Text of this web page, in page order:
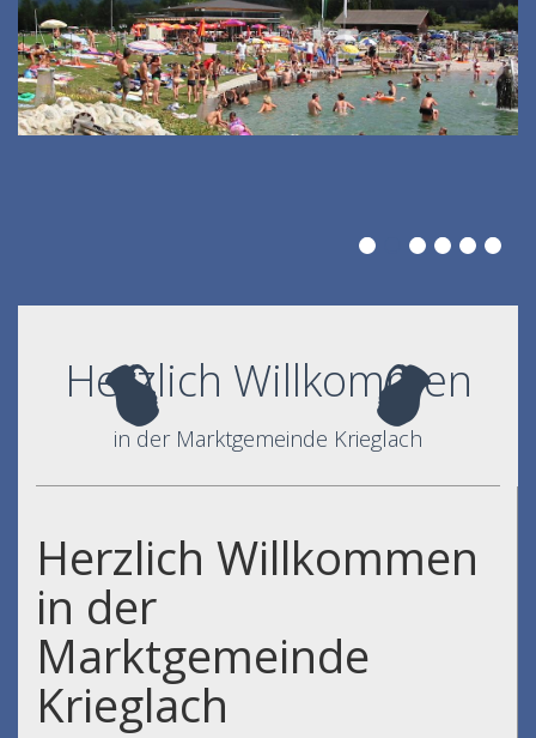
Herzlich Willkommen
in der Marktgemeinde Krieglach
Herzlich Willkommen
in der
Marktgemeinde
Krieglach